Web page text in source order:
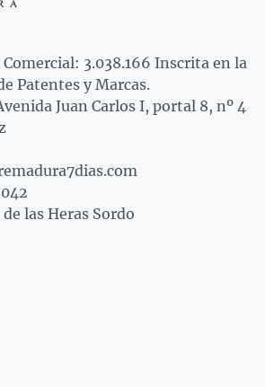
3.038.166 Inscrita en la
Patentes y Marcas.
Juan Carlos I, portal 8, nº 4
las Heras Sordo